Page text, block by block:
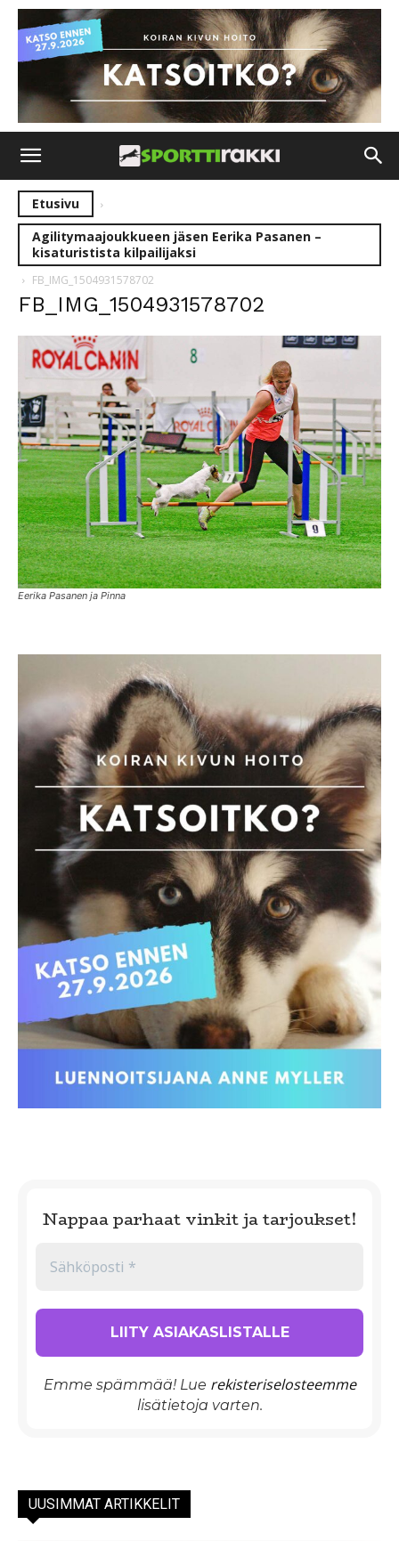
Etusivu
Agilitymaajoukkueen jäsen Eerika Pasanen –
kisaturistista kilpailijaksi
FB_IMG_1504931578702
FB_IMG_1504931578702
Eerika Pasanen ja Pinna
Nappaa parhaat vinkit ja tarjoukset!
Emme spämmää! Lue rekisteriselosteemme
lisätietoja varten.
UUSIMMAT ARTIKKELIT